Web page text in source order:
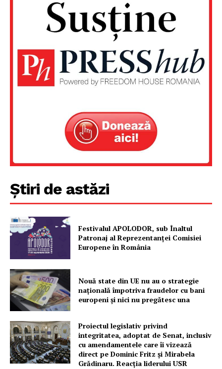
Un proiect
PRESShub
Proiecte editoriale
Rețea
Contact
Știri de astăzi
Festivalul APOLODOR, sub Înaltul
Patronaj al Reprezentanței Comisiei
Europene în România
Nouă state din UE nu au o strategie
națională împotriva fraudelor cu bani
europeni și nici nu pregătesc una
Proiectul legislativ privind
integritatea, adoptat de Senat, inclusiv
cu amendamentele care îi vizează
direct pe Dominic Fritz și Mirabela
Grădinaru. Reacția liderului USR